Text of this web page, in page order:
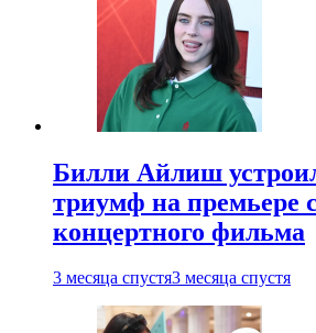
Билли Айлиш
триумф на премьере
концертного фильма
3 месяца спустя3 месяца спустя